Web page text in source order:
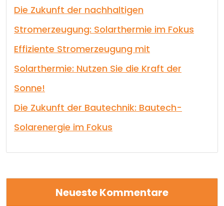
Die Zukunft der nachhaltigen
Stromerzeugung: Solarthermie im Fokus
Effiziente Stromerzeugung mit
Solarthermie: Nutzen Sie die Kraft der
Sonne!
Die Zukunft der Bautechnik: Bautech-
Solarenergie im Fokus
Neueste Kommentare